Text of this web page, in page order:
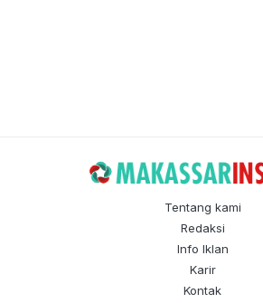
Tentang kami
Redaksi
Info Iklan
Karir
Kontak